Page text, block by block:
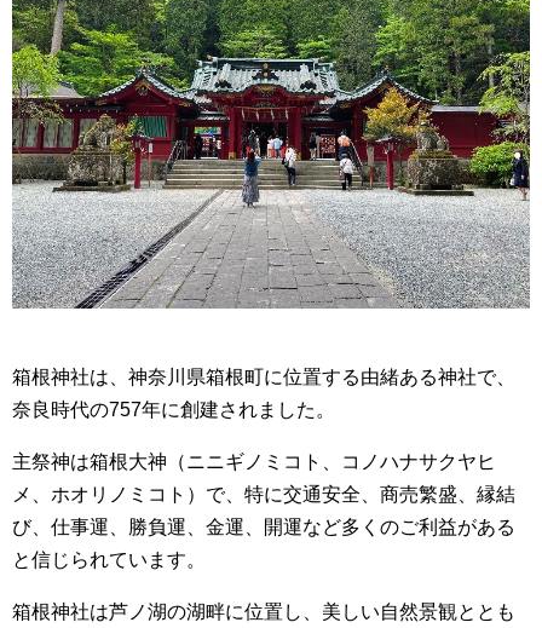
箱根神社は、神奈川県箱根町に位置する由緒ある神社で、
奈良時代の757年に創建されました。
主祭神は箱根大神（ニニギノミコト、コノハナサクヤヒ
メ、ホオリノミコト）で、特に交通安全、商売繁盛、縁結
び、仕事運、勝負運、金運、開運など多くのご利益がある
と信じられています。
箱根神社は芦ノ湖の湖畔に位置し、美しい自然景観ととも